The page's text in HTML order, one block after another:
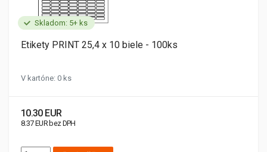
Skladom: 5+ ks
Etikety PRINT 25,4 x 10 biele - 100ks
V kartóne: 0 ks
10.30 EUR
8.37 EUR bez DPH